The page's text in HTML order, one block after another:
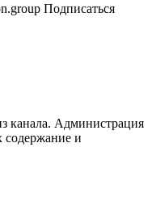
Подписаться
канала. Администрация
содержание и